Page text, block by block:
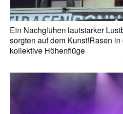
Ein Nachglühen lautstarker
sorgten auf dem Kunst!Rasen
kollektive Höhenflüge